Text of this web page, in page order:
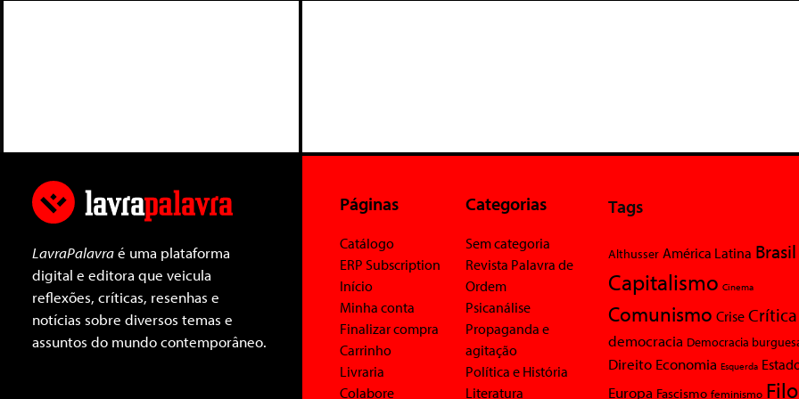
LavraPalavraé uma plataforma
digital e editora que veicula
reflexões, críticas, resenhas e
notícias sobre diversos temas e
assuntos do mundo contemporâneo.
Páginas
Catálogo
ERP Subscription
Início
Minha conta
Finalizar compra
Carrinho
Livraria
Colabore
Categorias
Sem categoria
Revista Palavra de
Ordem
Psicanálise
Propaganda e
agitação
Política e História
Literatura
Tags
Althusser América Latina Brasil
Capitalismo Cinema
Comunismo Crise Crítica
democracia Democracia
Direito Economia Esquerda
Europa Fascismo feminismo